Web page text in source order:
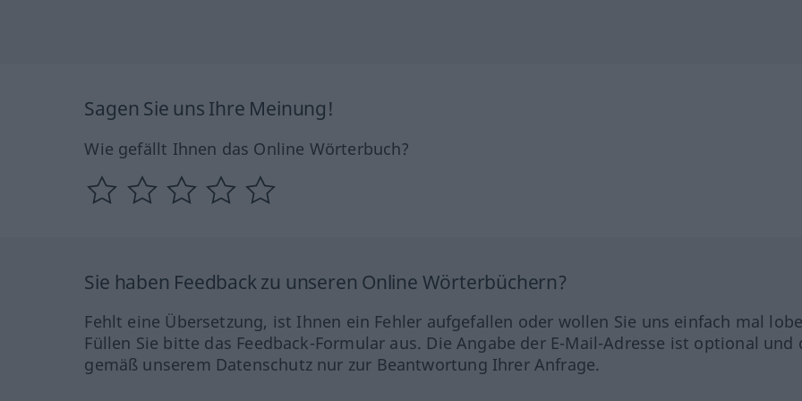
Sagen Sie uns Ihre Meinung!
Wie gefällt Ihnen das Online Wörterbuch?
Sie haben Feedback zu unseren Online Wörterbüchern?
Fehlt eine Übersetzung, ist Ihnen ein Fehler aufgefallen oder wollen Sie uns einfach mal
Füllen Sie bitte das Feedback-Formular aus. Die Angabe der E-Mail-Adresse ist optional und
gemäß unserem Datenschutz nur zur Beantwortung Ihrer Anfrage.